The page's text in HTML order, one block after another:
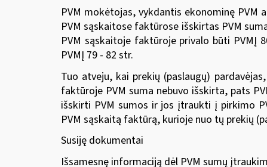
PVM mokėtojas, vykdantis ekonominę
PVM sąskaitose faktūrose išskirtas PVM
PVM sąskaitoje faktūroje privalo būti
PVMĮ 79 - 82 str.
Tuo atveju, kai prekių (paslaugų)
faktūroje PVM suma nebuvo išskirta, pats
išskirti PVM sumos ir jos įtraukti į pirkimo
PVM sąskaitą faktūrą, kurioje nuo tų prekių
Susiję dokumentai
Išsamesnę informaciją dėl PVM sumų